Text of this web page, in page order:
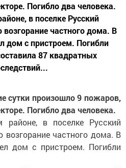
Погибло два человека.
в поселке Русский
частного дома. В
дом с пристроем. Погибли
87 квадратных
сутки произошло 9 пожаров,
Погибло два человека.
районе, в поселке Русский
частного дома. В
дом с пристроем. Погибли